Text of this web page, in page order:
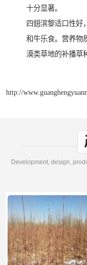
十分显著。
四翅滨黎适口性好
和牛乐食。营养物
漠类草地的补播草
http://